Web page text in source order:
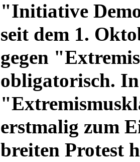
"Initiative
seit dem 1.
gegen
obligatorisch.
erstmalig zum
breiten Protest